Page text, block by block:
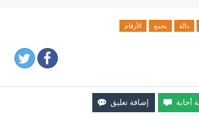
دالة بجمع الأرقام